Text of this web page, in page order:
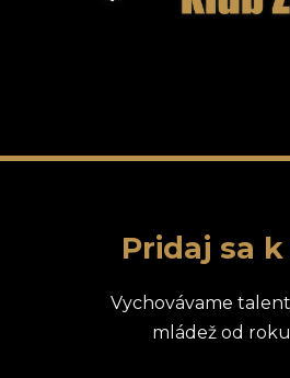
Pridaj sa
Vychovávame
mládež od roku